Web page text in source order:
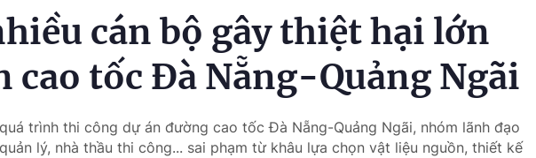
cán bộ gây thiệt hại lớn
cao tốc Đà Nẵng-Quảng Ngãi
trình thi công dự án đường cao tốc Đà Nẵng-Quảng Ngãi, nhóm lãnh đạo
lý, nhà thầu thi công... sai phạm từ khâu lựa chọn vật liệu nguồn, thiết kế